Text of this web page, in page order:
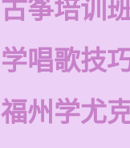
古筝培训
学唱歌技
福州学尤